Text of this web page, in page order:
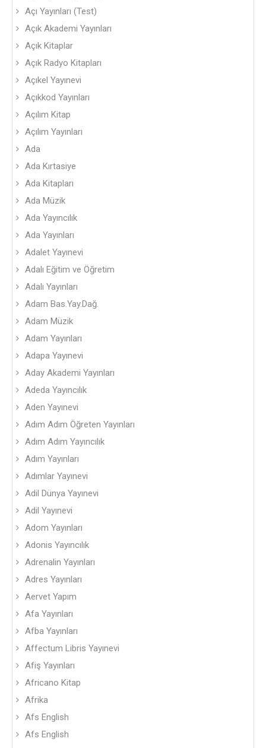
Açı Yayınları (Test)
Açık Akademi Yayınları
Açık Kitaplar
Açık Radyo Kitapları
Açıkel Yayınevi
Açıkkod Yayınları
Açılım Kitap
Açılım Yayınları
Ada
Ada Kırtasiye
Ada Kitapları
Ada Müzik
Ada Yayıncılık
Ada Yayınları
Adalet Yayınevi
Adalı Eğitim ve Öğretim
Adalı Yayınları
Adam Bas.Yay.Dağ.
Adam Müzik
Adam Yayınları
Adapa Yayınevi
Aday Akademi Yayınları
Adeda Yayıncılık
Aden Yayınevi
Adım Adım Öğreten Yayınları
Adım Adım Yayıncılık
Adım Yayınları
Adımlar Yayınevi
Adil Dünya Yayınevi
Adil Yayınevi
Adom Yayınları
Adonis Yayıncılık
Adrenalin Yayınları
Adres Yayınları
Aervet Yapım
Afa Yayınları
Afba Yayınları
Affectum Libris Yayınevi
Afiş Yayınları
Africano Kitap
Afrika
Afs English
Afs English